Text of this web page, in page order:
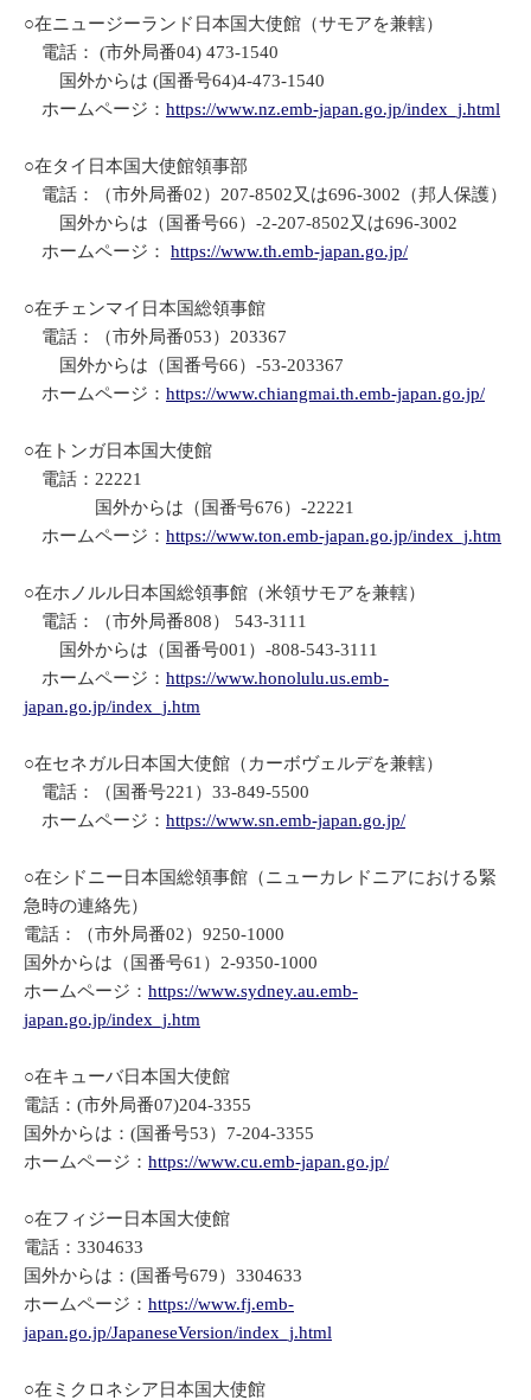
○在ニュージーランド日本国大使館（サモアを兼轄）
電話： (市外局番04) 473-1540
国外からは (国番号64)4-473-1540
ホームページ： https://www.nz.emb-japan.go.jp/index_j.html
○在タイ日本国大使館領事部
電話：（市外局番02）207-8502又は696-3002（邦人保護）
国外からは（国番号66）-2-207-8502又は696-3002
ホームページ： https://www.th.emb-japan.go.jp/
○在チェンマイ日本国総領事館
電話：（市外局番053）203367
国外からは（国番号66）-53-203367
ホームページ： https://www.chiangmai.th.emb-japan.go.jp/
○在トンガ日本国大使館
電話：22221
国外からは（国番号676）-22221
ホームページ： https://www.ton.emb-japan.go.jp/index_j.htm
○在ホノルル日本国総領事館（米領サモアを兼轄）
電話：（市外局番808） 543-3111
国外からは（国番号001）-808-543-3111
ホームページ： https://www.honolulu.us.emb-
japan.go.jp/index_j.htm
○在セネガル日本国大使館（カーボヴェルデを兼轄）
電話：（国番号221）33-849-5500
ホームページ： https://www.sn.emb-japan.go.jp/
○在シドニー日本国総領事館（ニューカレドニアにおける緊
急時の連絡先）
電話：（市外局番02）9250-1000
国外からは（国番号61）2-9350-1000
ホームページ： https://www.sydney.au.emb-
japan.go.jp/index_j.htm
○在キューバ日本国大使館
電話：(市外局番07)204-3355
国外からは：(国番号53）7-204-3355
ホームページ： https://www.cu.emb-japan.go.jp/
○在フィジー日本国大使館
電話：3304633
国外からは：(国番号679）3304633
ホームページ： https://www.fj.emb-
japan.go.jp/JapaneseVersion/index_j.html
○在ミクロネシア日本国大使館